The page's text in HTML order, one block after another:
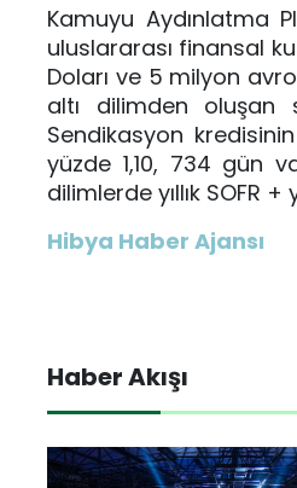
Kamuyu Aydınlatma
uluslararası finansal
Doları ve 5 milyon
altı dilimden oluşan
Sendikasyon
yüzde 1,10, 734 gün
dilimlerde yıllık SOFR
Hibya Haber Ajansı
Haber Akışı